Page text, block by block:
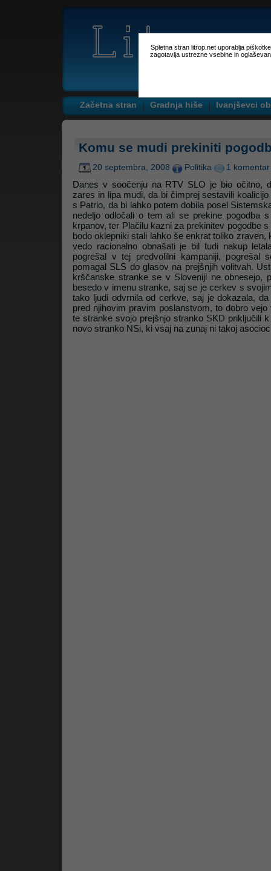
Spletna stran litrop.net uporablja
zagotavlja ustrezne vsebine in
Litrop.net
Začetna stran Gradnja hiše Ivanjševci
Komu se mudi prekiniti
20 septembra, 2008 Politika 1 komentar
Danes v soočenju na RTV SLO je bio očitno,
zares in lipa mudi, da bi čimprej sestavili
s Patrio, da bi lahko potem dobila posel
nedeljo odločali o tem ali se prekine pogodba
krpanov, ter Plačilu kazni za prekinitev pogodbe
bodo oklepniki stali lahko še enkrat toliko
vedo racionalno obnašati je bil tudi nakup
pogrešal v tej predvolilni kampaniji, pogrešal
pomagal SLS do glasov na prejšnjih volitvah.
krščanske stranke se v Sloveniji ne obnesejo,
besedo v imenu stranke, saj se je cerkev s
tako ljudi odvrnila od cerkve, saj je dokazala,
pred njihovim pravim poslanstvom, to dobro
te stranke svojo prejšnjo stranko SKD priključili
novo stranko NSi, ki vsaj na zunaj ni takoj